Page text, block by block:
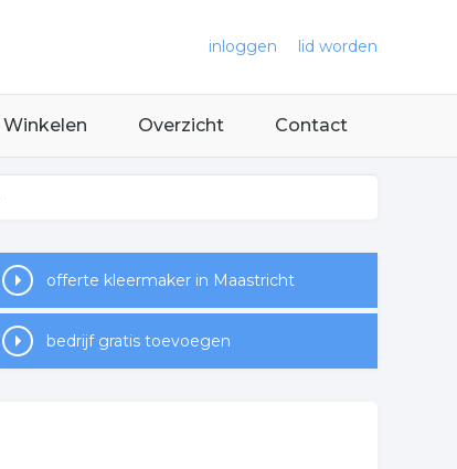
inloggen lid worden
Winkelen Overzicht Contact
offerte kleermaker in Maastricht
bedrijf gratis toevoegen